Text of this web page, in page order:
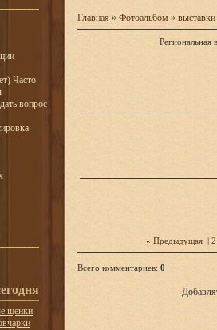
Часто
вопрос
щенки
Главная » Фотоальбом »
Региональная
« Предыдущая|
Всего комментариев: 0